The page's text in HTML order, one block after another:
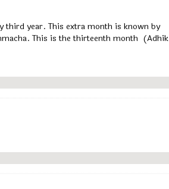
third year. This extra month is known by
This is the thirteenth month (Adhik